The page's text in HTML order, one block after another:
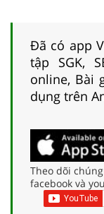
Đã có app
tập SGK,
online, Bài
dụng trên
Theo dõi
facebook và